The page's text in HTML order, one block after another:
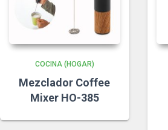
COCINA (HOGAR)
Mezclador Coffee
Mixer HO-385